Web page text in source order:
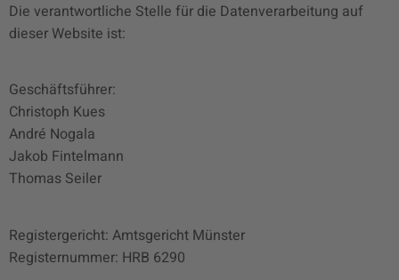
Die verantwortliche Stelle für die Datenverarbeitung auf
dieser Website ist:
Geschäftsführer:
Christoph Kues
André Nogala
Jakob Fintelmann
Thomas Seiler
Registergericht: Amtsgericht Münster
Registernummer: HRB 6290